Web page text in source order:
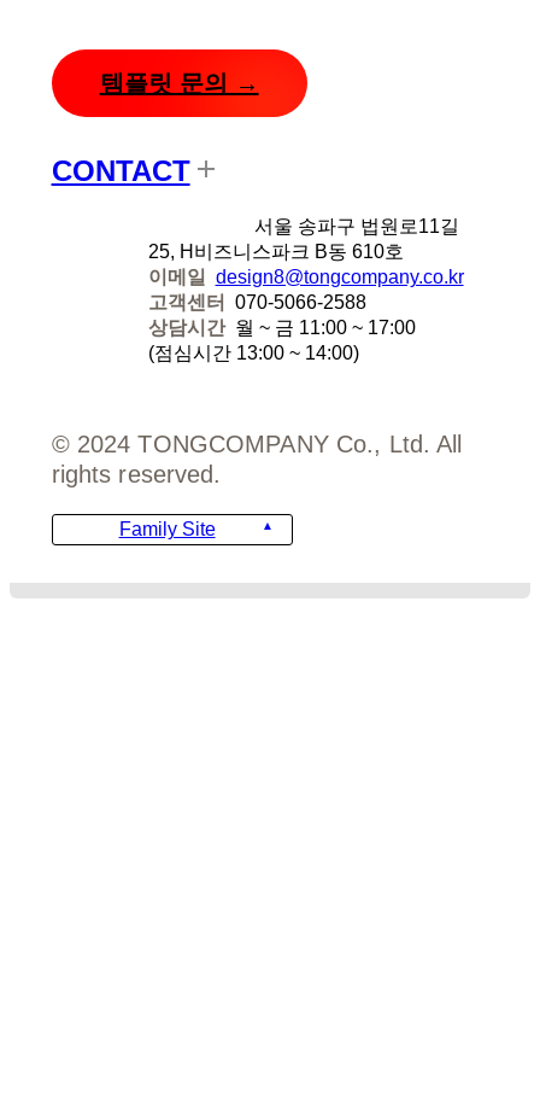
템플릿 문의 →
CONTACT
서울 송파구 법원로11길
25, H비즈니스파크 B동 610호
이메일
design8@tongcompany.co.kr
고객센터
070-5066-2588
상담시간 월 ~ 금 11:00 ~ 17:00
(점심시간 13:00 ~ 14:00)
© 2024 TONGCOMPANY Co., Ltd. All
rights reserved.
Family Site